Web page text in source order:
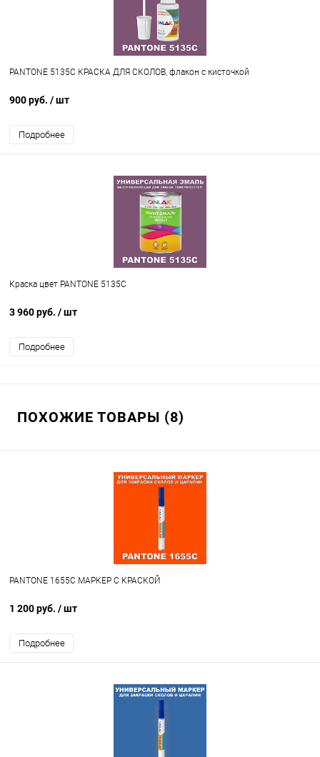
PANTONE 5135C КРАСКА ДЛЯ СКОЛОВ, флакон с кисточкой
900 руб. / шт
Подробнее
Краска цвет PANTONE 5135C
3 960 руб. / шт
Подробнее
ПОХОЖИЕ ТОВАРЫ (8)
PANTONE 1655C МАРКЕР С КРАСКОЙ
1 200 руб. / шт
Подробнее